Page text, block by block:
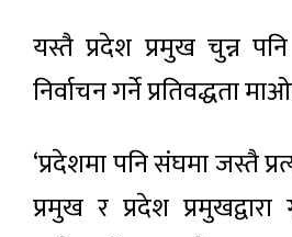
यस्तै प्रदेश प्रमुख चुन्न पनि
निर्वाचन गर्ने प्रतिवद्धता
‘प्रदेशमा पनि संघमा जस्तै
प्रमुख र प्रदेश